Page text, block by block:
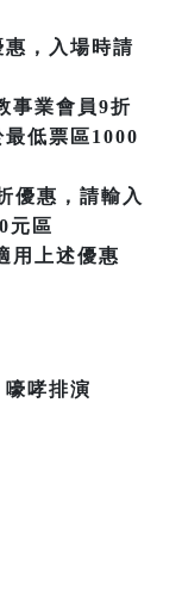
，入場時請
事業會員9折
低票區1000
優惠，請輸入
元區
用上述優惠
哮排演